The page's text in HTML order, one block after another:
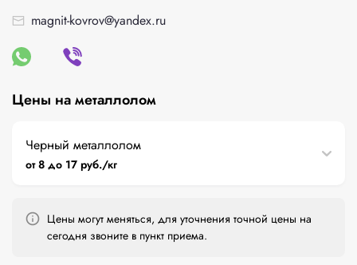
magnit-kovrov@yandex.ru
Цены на металлолом
Черный металлолом
от 8 до 17 руб./кг
Цены могут меняться, для уточнения точной цены на
сегодня звоните в пункт приема.